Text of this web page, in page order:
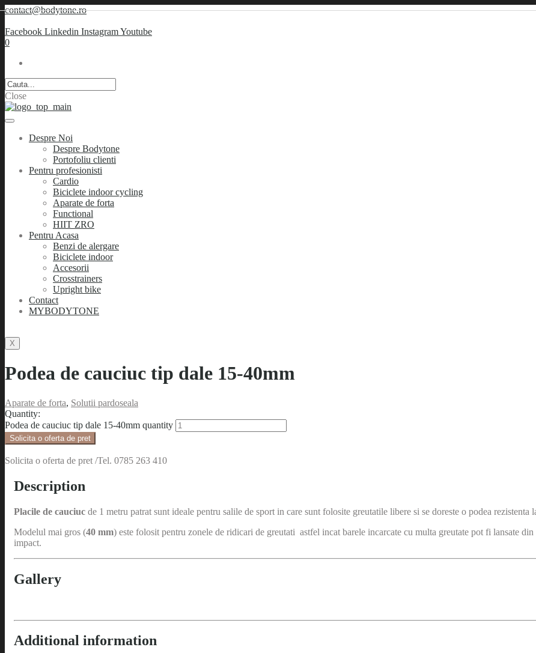
contact@bodytone.ro
Facebook Linkedin InstagramYoutube
0
Close
Despre Noi
Despre Bodytone
Portofoliu clienti
Pentru profesionisti
Cardio
Biciclete indoor cycling
Aparate de forta
Functional
HIIT ZRO
Pentru Acasa
Benzi de alergare
Biciclete indoor
Accesorii
Crosstrainers
Upright bike
Contact
MYBODYTONE
X
Podea de cauciuc tip dale 15-40mm
Aparate de forta, Solutii pardoseala
Quantity:
Podea de cauciuc tip dale 15-40mm quantity
Solicita o oferta de pret
Solicita o oferta de pret /Tel. 0785 263 410
Description
Placile de cauciuc de 1 metru patrat sunt ideale pentru salile de sport in care sunt folosite greutatile libere si se doreste o podea rezistenta
Modelul mai gros (40 mm) este folosit pentru zonele de ridicari de greutati astfel incat barele incarcate cu multa greutate pot fi lansate
impact.
Gallery
Additional information